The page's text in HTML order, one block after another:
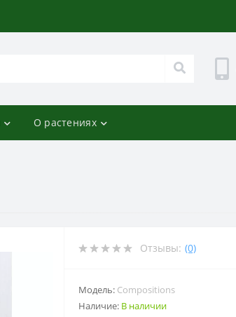
О растениях
Отзывы: (0)
Модель: Compositions
Наличие: В наличии